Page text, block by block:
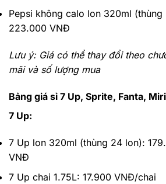
Pepsi không calo lon 320ml
223.000 VNĐ
Lưu ý: Giá có thể thay đổi theo
mãi và số lượng mua
Bảng giá sỉ 7 Up, Sprite, Fanta,
7 Up:
7 Up lon 320ml (thùng 24 lon):
VNĐ
7 Up chai 1.75L: 17.900 VNĐ/chai